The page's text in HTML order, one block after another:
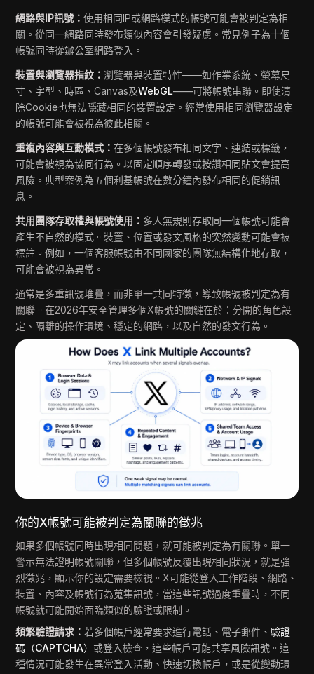
網路與IP訊號：使用相同IP或網路模式的帳號可能會被判定為相
關。從同一網路同時發布類似內容會引發疑慮。常見例子為十個
帳號同時從辦公室網路登入。
裝置與瀏覽器指紋：瀏覽器與裝置特性——如作業系統、螢幕尺
寸、字型、時區、Canvas及WebGL——可將帳號串聯。即使清
除Cookie也無法隱藏相同的裝置設定。經常使用相同瀏覽器設定
的帳號可能會被視為彼此相關。
重複內容與互動模式：在多個帳號發布相同文字、連結或標籤，
可能會被視為協同行為。以固定順序轉發或按讚相同貼文會提高
風險。典型案例為五個利基帳號在數分鐘內發布相同的促銷訊
息。
共用團隊存取權與帳號使用： 多人無規則存取同一個帳號可能會
產生不自然的模式。裝置、位置或發文風格的突然變動可能會被
標註。例如，一個客服帳號由不同國家的團隊無結構化地存取，
可能會被視為異常。
通常是多重訊號堆疊，而非單一共同特徵，導致帳號被判定為有
關聯。在2026年安全管理多個X帳號的關鍵在於：分開的角色設
定、隔離的操作環境、穩定的網路，以及自然的發文行為。
你的X帳號可能被判定為關聯的徵兆
如果多個帳號同時出現相同問題，就可能被判定為有關聯。單一
警示無法證明帳號關聯，但多個帳號反覆出現相同狀況，就是強
烈徵兆，顯示你的設定需要檢視。X可能從登入工作階段、網路、
裝置、內容及帳號行為蒐集訊號，當這些訊號過度重疊時，不同
帳號就可能開始面臨類似的驗證或限制。
頻繁驗證請求：若多個帳戶經常要求進行電話、電子郵件、 驗證
碼（CAPTCHA） 或登入檢查，這些帳戶可能共享風險訊號。這
種情況可能發生在異常登入活動、快速切換帳戶，或是從變動環